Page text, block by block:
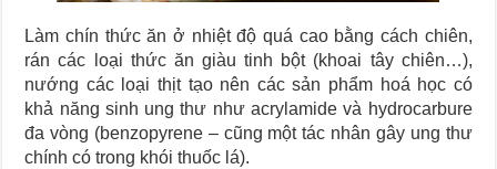
Làm chín thức ăn ở nhiệt độ quá cao bằng cách chiên,
rán các loại thức ăn giàu tinh bột (khoai tây chiên…),
nướng các loại thịt tạo nên các sản phẩm hoá học có
khả năng sinh ung thư như acrylamide và hydrocarbure
đa vòng (benzopyrene – cũng một tác nhân gây ung thư
chính có trong khói thuốc lá).